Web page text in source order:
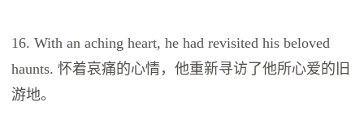
16. With an aching heart, he had revisited his beloved
haunts. 怀着哀痛的心情，他重新寻访了他所心爱的旧
游地。